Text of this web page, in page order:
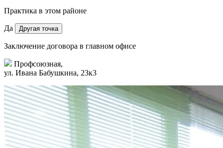
Практика в этом районе
Да Другая точка
Заключение договора в главном офисе
Профсоюзная,
ул. Ивана Бабушкина, 23к3